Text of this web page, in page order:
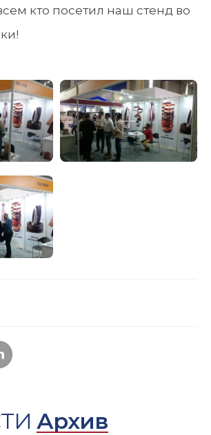
кто посетил наш стенд во
Архив